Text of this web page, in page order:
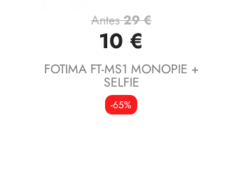
Vista rápida
Antes29 €
10 €
FOTIMA FT-MS1 MONOPIE +
SELFIE
-65%